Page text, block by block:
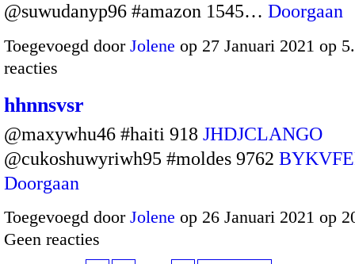
@suwudanyp96 #amazon 1545… Doorgaan
Toegevoegd door Jolene op 27 Januari 2021 op
reacties
hhnnsvsr
@maxywhu46 #haiti 918 JHDJCLANGO
@cukoshuwyriwh95 #moldes 9762
Doorgaan
Toegevoegd door Jolene op 26 Januari 2021 op
Geen reacties